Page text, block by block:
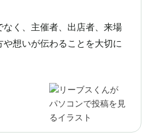
なく、主催者、出店者、来場
想いが伝わることを大切に